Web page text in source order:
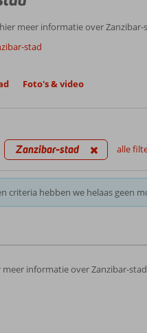
meer informatie over Zanzibar-
stad
Foto's & video
Zanzibar-stad alle
criteria hebben we helaas geen
informatie over Zanzibar-